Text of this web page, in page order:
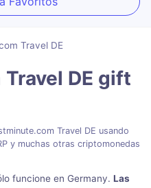
Travel DE
DE gift
Travel DE usando
y muchas otras criptomonedas
funcione en Germany. Las